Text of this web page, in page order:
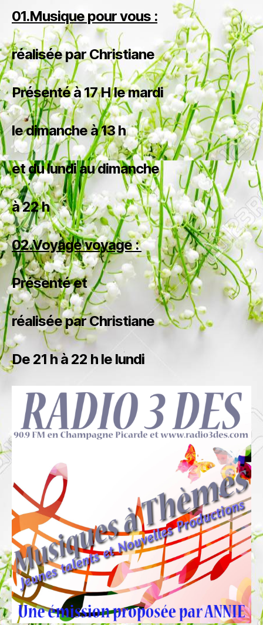
01.Musique pour vous :
réalisée par Christiane
Présenté à 17 H le mardi
le dimanche à 13 h
et du lundi au dimanche
à 22 h
02.Voyage voyage :
Présenté et
réalisée par Christiane
De 21 h à 22 h le lundi